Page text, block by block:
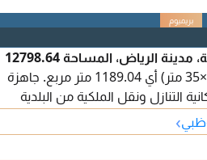
للبيع أرض في أبوظبي سكنية، مدينة الرياض، المساحة 12798.64
قدم مربع (110×119 قدم، 33×35 متر) أي 1189.04 متر مربع. جاهزة
التنازل ونقل الملكية من البلدية
الأرض مساحتها كبيرة، وهي ثاني قطعة من
الزاوية. المطلوب 2 مليون و550 ألف درهم، قابلة للتفاوض. التنازل
›